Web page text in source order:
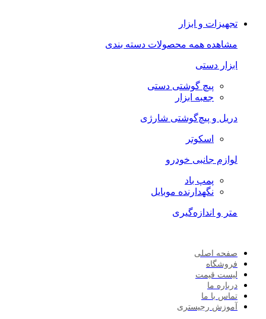
تجهیزات و ابزار
مشاهده همه محصولات دسته بندی
ابزار دستی
پیچ گوشتی دستی
جعبه ابزار
دریل و پیچ‌گوشتی شارژی
اسکوتر
لوازم جانبی خودرو
پمپ باد
نگهدارنده موبایل
متر و اندازه‌گیری
صفحه اصلی
فروشگاه
لیست قیمت
درباره ما
تماس با ما
آموزش رجیستری